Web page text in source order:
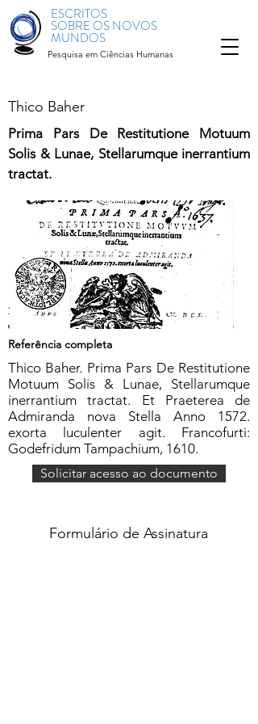
ESCRITOS
SOBRE OS NOVOS
MUNDOS
Pesquisa em Ciências Humanas
Thico Baher
Prima Pars De Restitutione Motuum
Solis & Lunae, Stellarumque inerrantium
tractat.
Referência completa
Thico Baher. Prima Pars De Restitutione
Motuum Solis & Lunae, Stellarumque
inerrantium tractat. Et Praeterea de
Admiranda nova Stella Anno 1572.
exorta luculenter agit. Francofurti:
Godefridum Tampachium, 1610.
Solicitar acesso ao documento
Formulário de Assinatura